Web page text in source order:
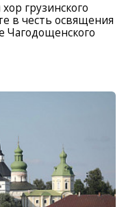
грузинского
в честь освящения
Чагодощенского